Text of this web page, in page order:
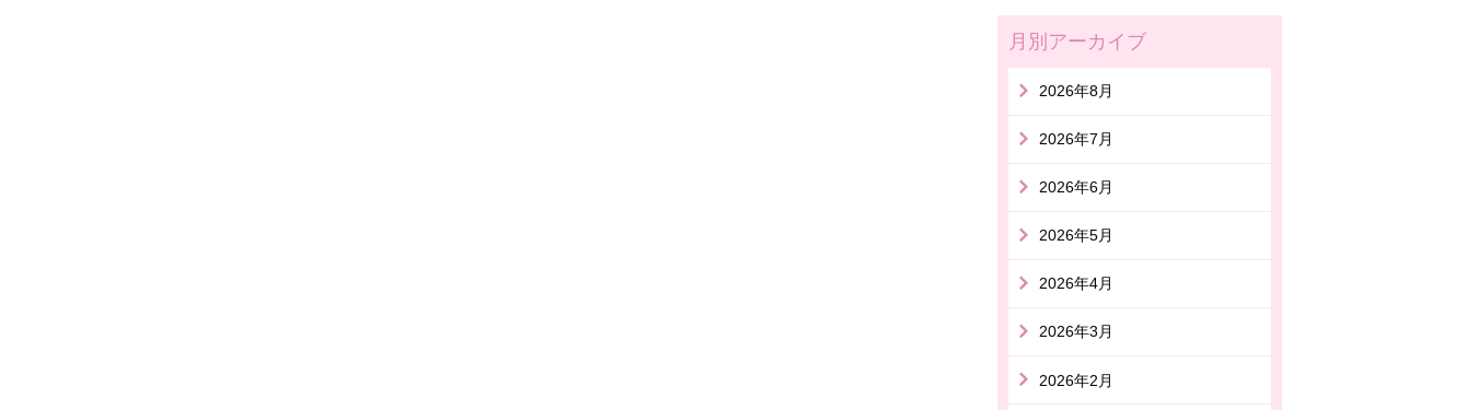
月別アーカイブ
2026年8月
2026年7月
2026年6月
2026年5月
2026年4月
2026年3月
2026年2月